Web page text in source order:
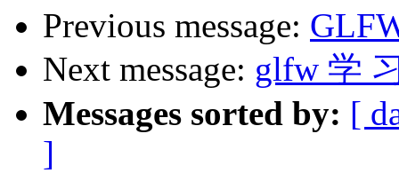
Previous message:
Next message: glfw 学
Messages sorted by: [
]